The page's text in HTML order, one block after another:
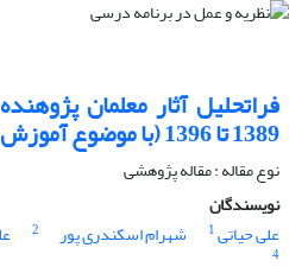
فراتحلیل آثار معلمان
1389 تا 1396 (با موضوع آموزش و یادگیری)
نوع مقاله : مقاله پژوهشی
نویسندگان
علی حیاتی1 شهرام اسکندری پور 2
4